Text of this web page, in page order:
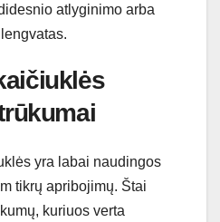
atlyginimo arba
yra labai naudingos
tikrų apribojimų. Štai
kuriuos verta